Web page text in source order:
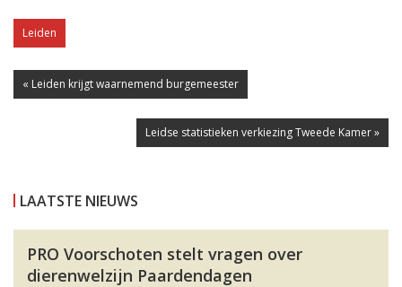
Leiden
« Leiden krijgt waarnemend burgemeester
Leidse statistieken verkiezing Tweede Kamer »
LAATSTE NIEUWS
PRO Voorschoten stelt vragen over
dierenwelzijn Paardendagen